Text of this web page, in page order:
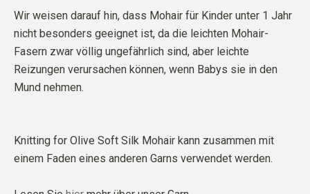
Wir weisen darauf hin, dass Mohair für Kinder unter 1 Jahr
nicht besonders geeignet ist, da die leichten Mohair-
Fasern zwar völlig ungefährlich sind, aber leichte
Reizungen verursachen können, wenn Babys sie in den
Mund nehmen.
Knitting for Olive Soft Silk Mohair kann zusammen mit
einem Faden eines anderen Garns verwendet werden.